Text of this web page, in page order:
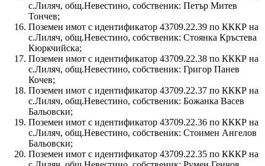
с.Лиляч, общ.Невестино, собственик: Петър Митев
Тончев;
Поземен имот с идентификатор 43709.22.39 по КККР на
с.Лиляч, общ.Невестино, собственик: Стоянка Кръстева
Кюркчийска;
Поземен имот с идентификатор 43709.22.38 по КККР на
с.Лиляч, общ.Невестино, собственик: Григор Панев
Кочев;
Поземен имот с идентификатор 43709.22.37 по КККР на
с.Лиляч, общ.Невестино, собственик: Божанка Васев
Бальовски;
Поземен имот с идентификатор 43709.22.36 по КККР на
с.Лиляч, общ.Невестино, собственик: Стоимен Ангелов
Бальовски;
Поземен имот с идентификатор 43709.22.35 по КККР на